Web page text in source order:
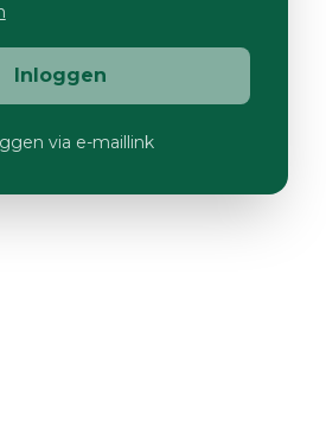
Inloggen
via e-maillink